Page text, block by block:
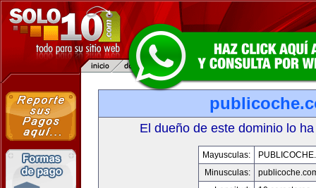
El dueño de este dominio lo
Mayusculas:
Minusculas: